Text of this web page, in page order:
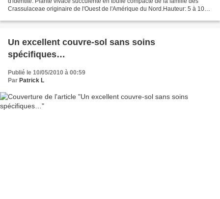
Crassulaceae originaire de l'Ouest de l'Amérique du Nord.Hauteur: 5 à 10
Un excellent couvre-sol sans soins
spécifiques…
Publié le 10/05/2010 à 00:59
Par Patrick L